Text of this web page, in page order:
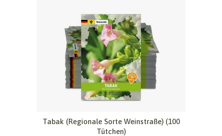
Tabak (Regionale Sorte Weinstraße) (100
Tütchen)